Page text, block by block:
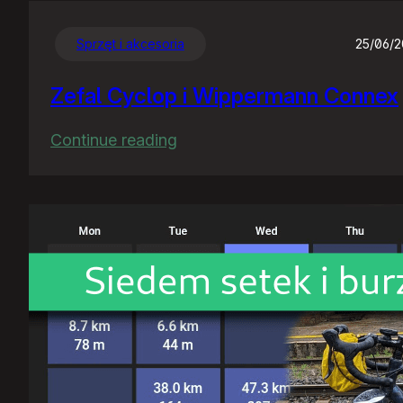
Sprzęt i akcesoria 25/06/
Zefal Cyclop i Wippermann Connex
Continue reading
Wippermann
Connex